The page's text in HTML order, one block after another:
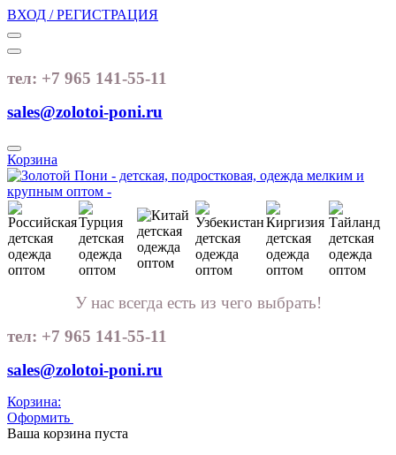
ВХОД / РЕГИСТРАЦИЯ
тел: +7 965 141-55-11
sales@zolotoi-poni.ru
Корзина
У нас всегда есть из чего выбрать!
тел: +7 965 141-55-11
sales@zolotoi-poni.ru
Корзина:
Оформить
Ваша корзина пуста